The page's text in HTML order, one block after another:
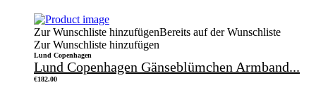
Zur Wunschliste hinzufügenBereits auf der Wunschliste
Zur Wunschliste hinzufügen
Lund Copenhagen
Lund Copenhagen Gänseblümchen Armband...
€182.00